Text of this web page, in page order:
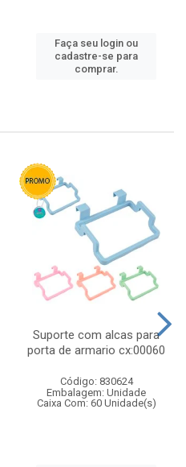
Faça seu login ou
cadastre-se para
comprar.
Suporte com alcas para
porta de armario cx:00060
Código: 830624
Embalagem: Unidade
Caixa Com: 60 Unidade(s)